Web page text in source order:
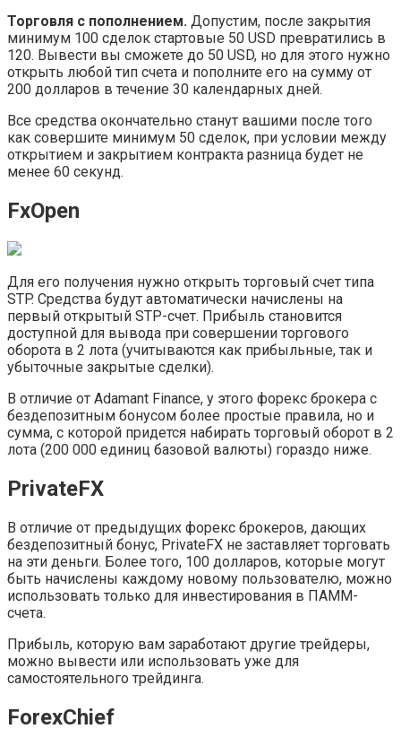
Торговля с пополнением. Допустим, после закрытия
минимум 100 сделок стартовые 50 USD превратились в
120. Вывести вы сможете до 50 USD, но для этого нужно
открыть любой тип счета и пополните его на сумму от
200 долларов в течение 30 календарных дней.
Все средства окончательно станут вашими после того
как совершите минимум 50 сделок, при условии между
открытием и закрытием контракта разница будет не
менее 60 секунд.
FxOpen
Для его получения нужно открыть торговый счет типа
STP. Средства будут автоматически начислены на
первый открытый STP-счет. Прибыль становится
доступной для вывода при совершении торгового
оборота в 2 лота (учитываются как прибыльные, так и
убыточные закрытые сделки).
В отличие от Adamant Finance, у этого форекс брокера с
бездепозитным бонусом более простые правила, но и
сумма, с которой придется набирать торговый оборот в 2
лота (200 000 единиц базовой валюты) гораздо ниже.
PrivateFX
В отличие от предыдущих форекс брокеров, дающих
бездепозитный бонус, PrivateFX не заставляет торговать
на эти деньги. Более того, 100 долларов, которые могут
быть начислены каждому новому пользователю, можно
использовать только для инвестирования в ПАММ-
счета.
Прибыль, которую вам заработают другие трейдеры,
можно вывести или использовать уже для
самостоятельного трейдинга.
ForexChief